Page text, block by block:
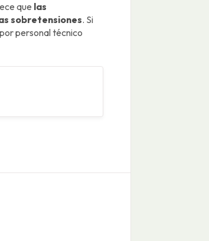
que las
sobretensiones. Si
personal técnico